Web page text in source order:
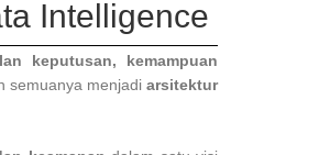
Intelligence
keputusan, kemampuan
semuanya menjadi arsitektur